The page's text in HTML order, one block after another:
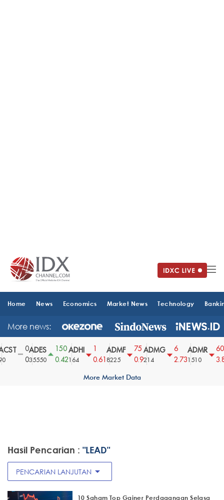
Home News Economics Market News Technology
More news:
ADES
35550
150
0.42
ADHI
164
0.61
ADMF
8225
75
0.9
ADMG
214
2.73
ADMR
1510
60
More Market Data
Hasil Pencarian : "LEAD"
PENCARIAN LANJUTAN arrow_drop_down
10 Saham Top Gainer Perdagangan Selasa